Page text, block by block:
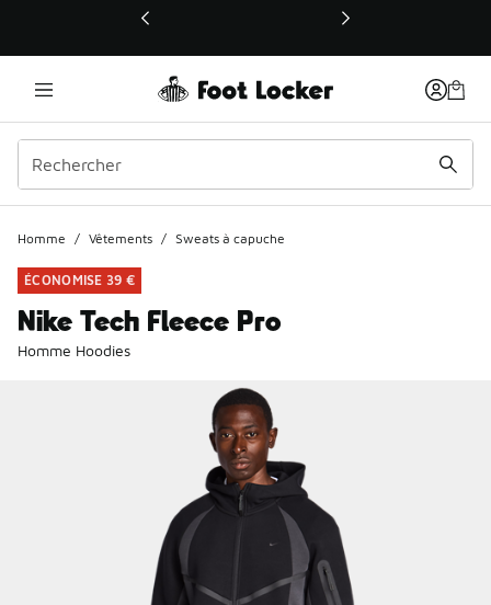
Ce lien ouvrira une nouvelle fenêtre
Homme / Vêtements / Sweats à capuche
ÉCONOMISE 39 €
Nike Tech Fleece Pro
Homme Hoodies